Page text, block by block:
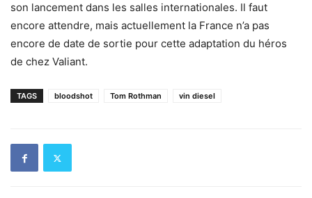
son lancement dans les salles internationales. Il faut
encore attendre, mais actuellement la France n’a pas
encore de date de sortie pour cette adaptation du héros
de chez Valiant.
TAGS bloodshot Tom Rothman vin diesel